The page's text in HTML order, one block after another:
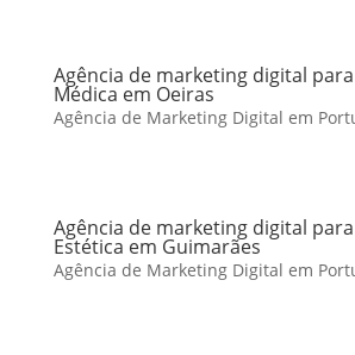
Agência de marketing digital
Médica em Oeiras
Agência de Marketing Digital em
Agência de marketing digital
Estética em Guimarães
Agência de Marketing Digital em